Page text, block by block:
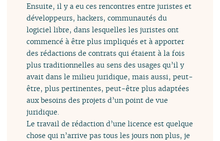
Ensuite, il y a eu ces rencontres entre juristes et
développeurs, hackers, communautés du
logiciel libre, dans lesquelles les juristes ont
commencé à être plus impliqués et à apporter
des rédactions de contrats qui étaient à la fois
plus traditionnelles au sens des usages qu’il y
avait dans le milieu juridique, mais aussi, peut-
être, plus pertinentes, peut-être plus adaptées
aux besoins des projets d’un point de vue
juridique.
Le travail de rédaction d’une licence est quelque
chose qui n’arrive pas tous les jours non plus, je